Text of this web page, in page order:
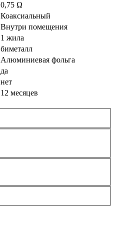
0,75 Ω
Коаксиальный
Внутри помещения
1 жила
биметалл
Алюминиевая фольга
да
нет
12 месяцев